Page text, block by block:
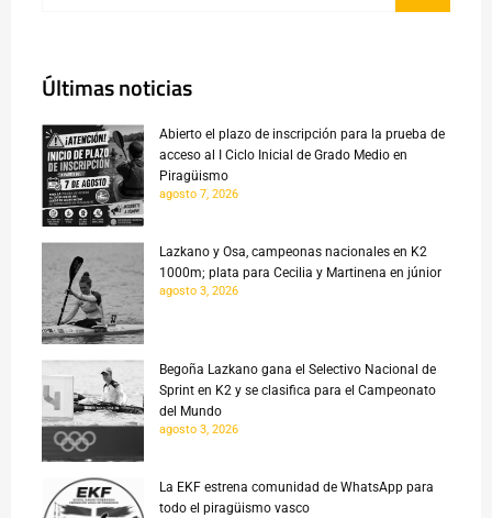
Últimas noticias
Abierto el plazo de inscripción para la prueba de
acceso al I Ciclo Inicial de Grado Medio en
Piragüismo
agosto 7, 2026
Lazkano y Osa, campeonas nacionales en K2
1000m; plata para Cecilia y Martinena en júnior
agosto 3, 2026
Begoña Lazkano gana el Selectivo Nacional de
Sprint en K2 y se clasifica para el Campeonato
del Mundo
agosto 3, 2026
La EKF estrena comunidad de WhatsApp para
todo el piragüismo vasco